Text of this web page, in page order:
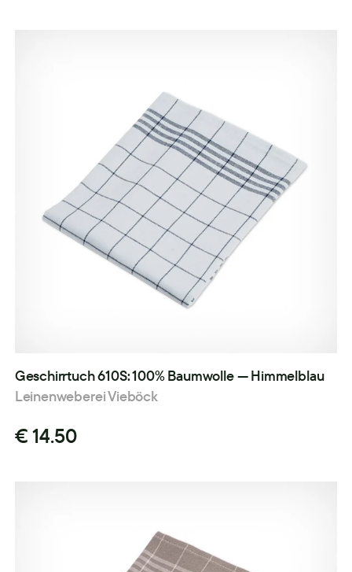
Geschirrtuch 610S: 100% Baumwolle — Himmelblau
Leinenweberei Vieböck
€ 14.50